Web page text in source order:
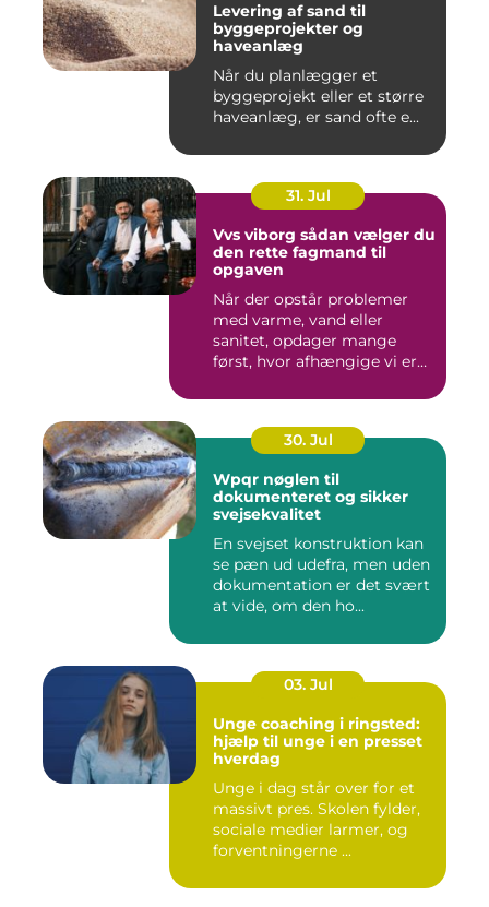
Levering af sand til
byggeprojekter og
haveanlæg
Når du planlægger et
byggeprojekt eller et større
haveanlæg, er sand ofte e...
31. Jul
Vvs viborg sådan vælger du
den rette fagmand til
opgaven
Når der opstår problemer
med varme, vand eller
sanitet, opdager mange
først, hvor afhængige vi er
30. Jul
Wpqr nøglen til
dokumenteret og sikker
svejsekvalitet
En svejset konstruktion kan
se pæn ud udefra, men uden
dokumentation er det svært
at vide, om den ho...
03. Jul
Unge coaching i ringsted:
hjælp til unge i en presset
hverdag
Unge i dag står over for et
massivt pres. Skolen fylder,
sociale medier larmer, og
forventningerne ...